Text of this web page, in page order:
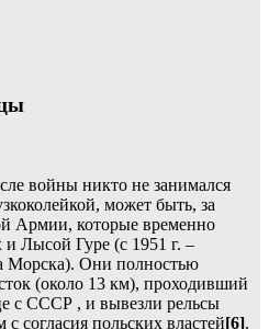
войны никто не занимался
может быть, за
Армии, которые временно
и Лысой Гуре (с 1951 г. –
Морска). Они полностью
(около 13 км), проходивший
с СССР , и вывезли рельсы
согласия польских властей[6].